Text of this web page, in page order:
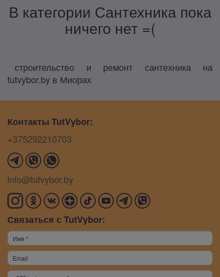
В категории Сантехника пока
ничего нет =(
строительство и ремонт сантехника на
tutvybor.by в Миорах
Контакты TutVybor:
+375292210703
info@tutvybor.by
Связаться с TutVybor: